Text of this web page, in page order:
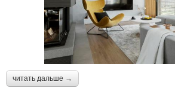
читать дальше →